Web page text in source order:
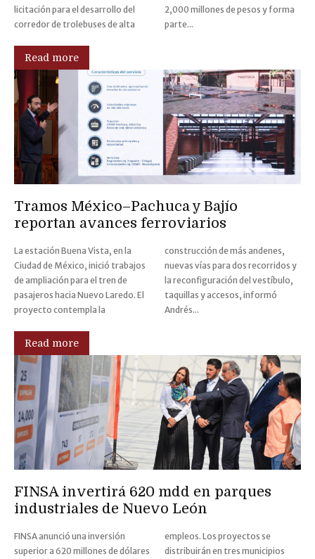
licitación para el desarrollo del
corredor de trolebuses de alta
2,000 millones de pesos y forma
parte...
Read more
Tramos México–Pachuca y Bajío
reportan avances ferroviarios
La estación Buena Vista, en la
Ciudad de México, inició trabajos
de ampliación para el tren de
pasajeros hacia Nuevo Laredo. El
proyecto contempla la
construcción de más andenes,
nuevas vías para dos recorridos y
la reconfiguración del vestíbulo,
taquillas y accesos, informó
Andrés...
Read more
FINSA invertirá 620 mdd en parques
industriales de Nuevo León
FINSA anunció una inversión
superior a 620 millones de dólares
empleos. Los proyectos se
distribuirán en tres municipios